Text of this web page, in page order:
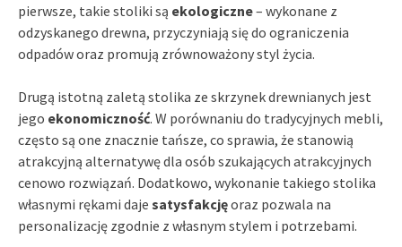
pierwsze, takie stoliki są ekologiczne– wykonane z
odzyskanego drewna, przyczyniają się do ograniczenia
odpadów oraz promują zrównoważony styl życia.
Drugą istotną zaletą stolika ze skrzynek drewnianych jest
jego ekonomiczność. W porównaniu do tradycyjnych mebli,
często są one znacznie tańsze, co sprawia, że stanowią
atrakcyjną alternatywę dla osób szukających atrakcyjnych
cenowo rozwiązań. Dodatkowo, wykonanie takiego stolika
własnymi rękami daje satysfakcjęoraz pozwala na
personalizację zgodnie z własnym stylem i potrzebami.